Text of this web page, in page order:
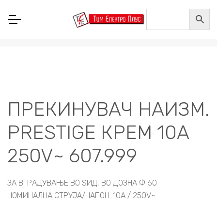
ГАЛАНТЕРИЈА / ЗА ДОЗНА ФИ60
PRESTIGE LINE КРЕМ БОЈА
/
ПРЕКИНУВАЧ НАИЗМ.
PRESTIGE КРЕМ 10A
250V~ 607.999
ЗА ВГРАДУВАЊЕ ВО ЅИД, ВО ДОЗНА Ф 60
НОМИНАЛНА СТРУЈА/НАПОН: 10A / 250V~